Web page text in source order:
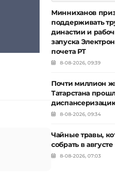
Минниханов
поддерживать
династии и
запуска
почета РТ
8-08-2026, 09:39
Почти миллион
Татарстана
8-08-2026, 09:34
Чайные травы,
собрать в августе
8-08-2026, 07:03